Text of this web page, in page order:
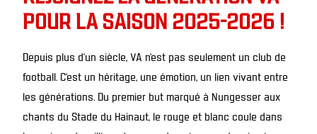
POUR LA SAISON 2025-2026 !
Depuis plus d’un siècle, VA n’est pas seulement un club de
football. C’est un héritage, une émotion, un lien vivant entre
les générations. Du premier but marqué à Nungesser aux
chants du Stade du Hainaut, le rouge et blanc coule dans